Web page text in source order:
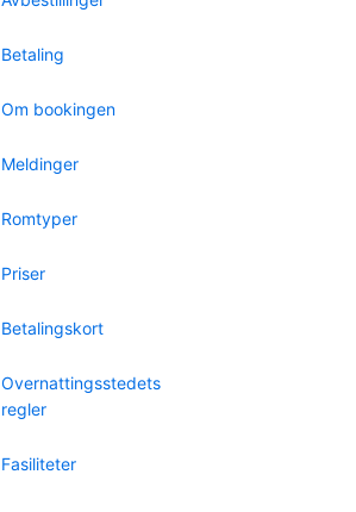
Betaling
Om bookingen
Meldinger
Romtyper
Priser
Betalingskort
Overnattingsstedets
regler
Fasiliteter